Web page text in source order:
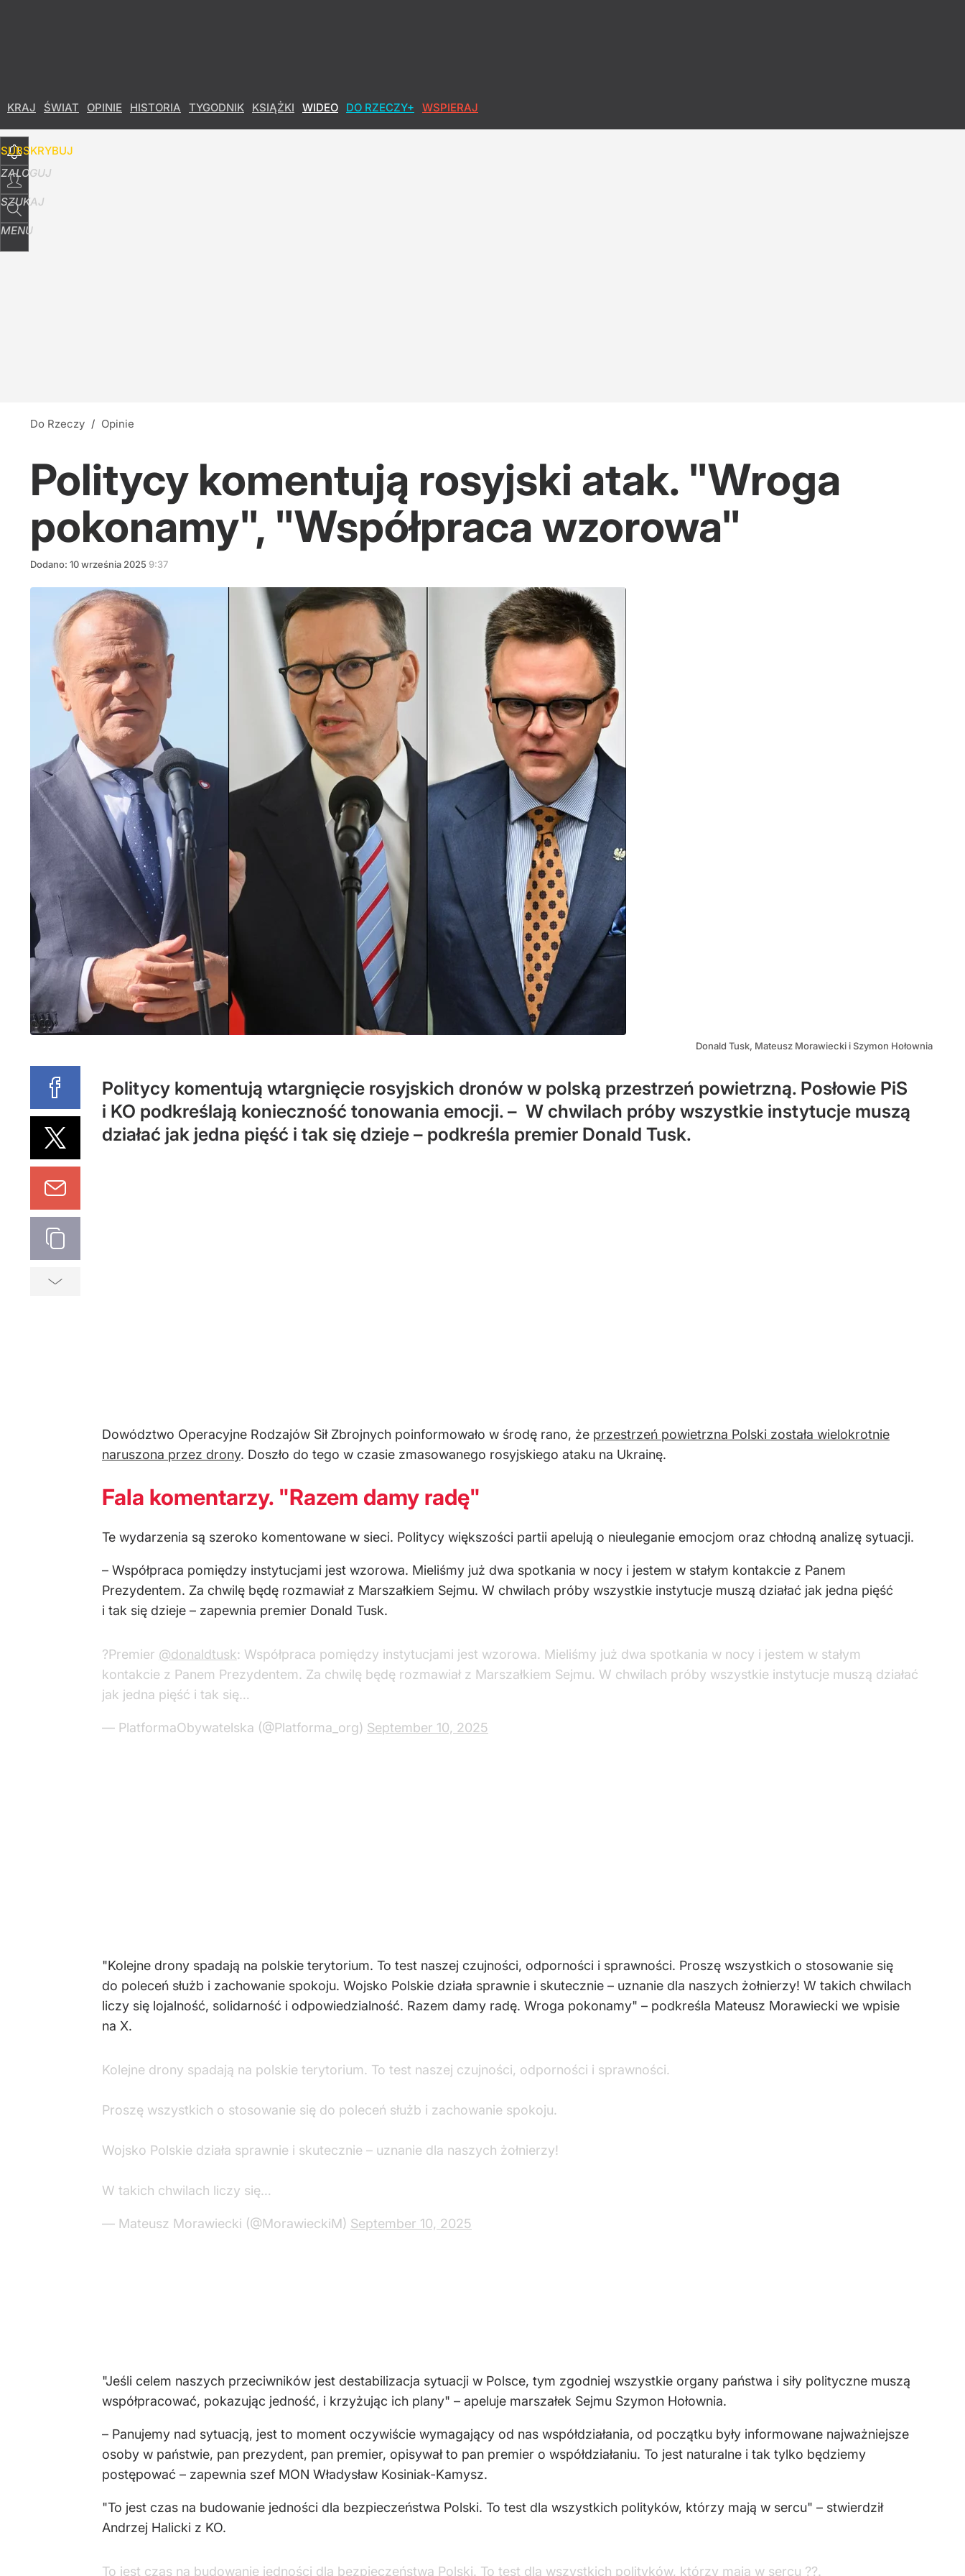
KRAJ ŚWIAT OPINIE HISTORIA TYGODNIK KSIĄŻKI WIDEO DO RZECZY+ WSPIERAJ
SUBSKRYBUJ
ZALOGUJ
SZUKAJ
MENU
Do Rzeczy / Opinie
Politycy komentują rosyjski atak. "Wroga
pokonamy", "Współpraca wzorowa"
Dodano: 10września 2025 9:37
Donald Tusk, Mateusz Morawiecki i Szymon Hołownia
Politycy komentują wtargnięcie rosyjskich dronów w polską przestrzeń powietrzną. Posłowie PiS
i KO podkreślają konieczność tonowania emocji. – W chwilach próby wszystkie instytucje muszą
działać jak jedna pięść i tak się dzieje – podkreśla premier Donald Tusk.
Dowództwo Operacyjne Rodzajów Sił Zbrojnych poinformowało w środę rano, że przestrzeń powietrzna Polski została wielokrotnie
naruszona przez drony. Doszło do tego w czasie zmasowanego rosyjskiego ataku na Ukrainę.
Fala komentarzy. "Razem damy radę"
Te wydarzenia są szeroko komentowane w sieci. Politycy większości partii apelują o nieuleganie emocjom oraz chłodną analizę sytuacji.
– Współpraca pomiędzy instytucjami jest wzorowa. Mieliśmy już dwa spotkania w nocy i jestem w stałym kontakcie z Panem
Prezydentem. Za chwilę będę rozmawiał z Marszałkiem Sejmu. W chwilach próby wszystkie instytucje muszą działać jak jedna pięść
i tak się dzieje – zapewnia premier Donald Tusk.
?Premier @donaldtusk: Współpraca pomiędzy instytucjami jest wzorowa. Mieliśmy już dwa spotkania w nocy i jestem w stałym
kontakcie z Panem Prezydentem. Za chwilę będę rozmawiał z Marszałkiem Sejmu. W chwilach próby wszystkie instytucje muszą działać
jak jedna pięść i tak się…
— PlatformaObywatelska (@Platforma_org) September 10, 2025
"Kolejne drony spadają na polskie terytorium. To test naszej czujności, odporności i sprawności. Proszę wszystkich o stosowanie się
do poleceń służb i zachowanie spokoju. Wojsko Polskie działa sprawnie i skutecznie – uznanie dla naszych żołnierzy! W takich chwilach
liczy się lojalność, solidarność i odpowiedzialność. Razem damy radę. Wroga pokonamy" – podkreśla Mateusz Morawiecki we wpisie
na X.
Kolejne drony spadają na polskie terytorium. To test naszej czujności, odporności i sprawności.
Proszę wszystkich o stosowanie się do poleceń służb i zachowanie spokoju.
Wojsko Polskie działa sprawnie i skutecznie – uznanie dla naszych żołnierzy!
W takich chwilach liczy się…
— Mateusz Morawiecki (@MorawieckiM) September 10, 2025
"Jeśli celem naszych przeciwników jest destabilizacja sytuacji w Polsce, tym zgodniej wszystkie organy państwa i siły polityczne muszą
współpracować, pokazując jedność, i krzyżując ich plany" – apeluje marszałek Sejmu Szymon Hołownia.
– Panujemy nad sytuacją, jest to moment oczywiście wymagający od nas współdziałania, od początku były informowane najważniejsze
osoby w państwie, pan prezydent, pan premier, opisywał to pan premier o współdziałaniu. To jest naturalne i tak tylko będziemy
postępować – zapewnia szef MON Władysław Kosiniak-Kamysz.
"To jest czas na budowanie jedności dla bezpieczeństwa Polski. To test dla wszystkich polityków, którzy mają w sercu" – stwierdził
Andrzej Halicki z KO.
To jest czas na budowanie jedności dla bezpieczeństwa Polski. To test dla wszystkich polityków, którzy mają w sercu ??.